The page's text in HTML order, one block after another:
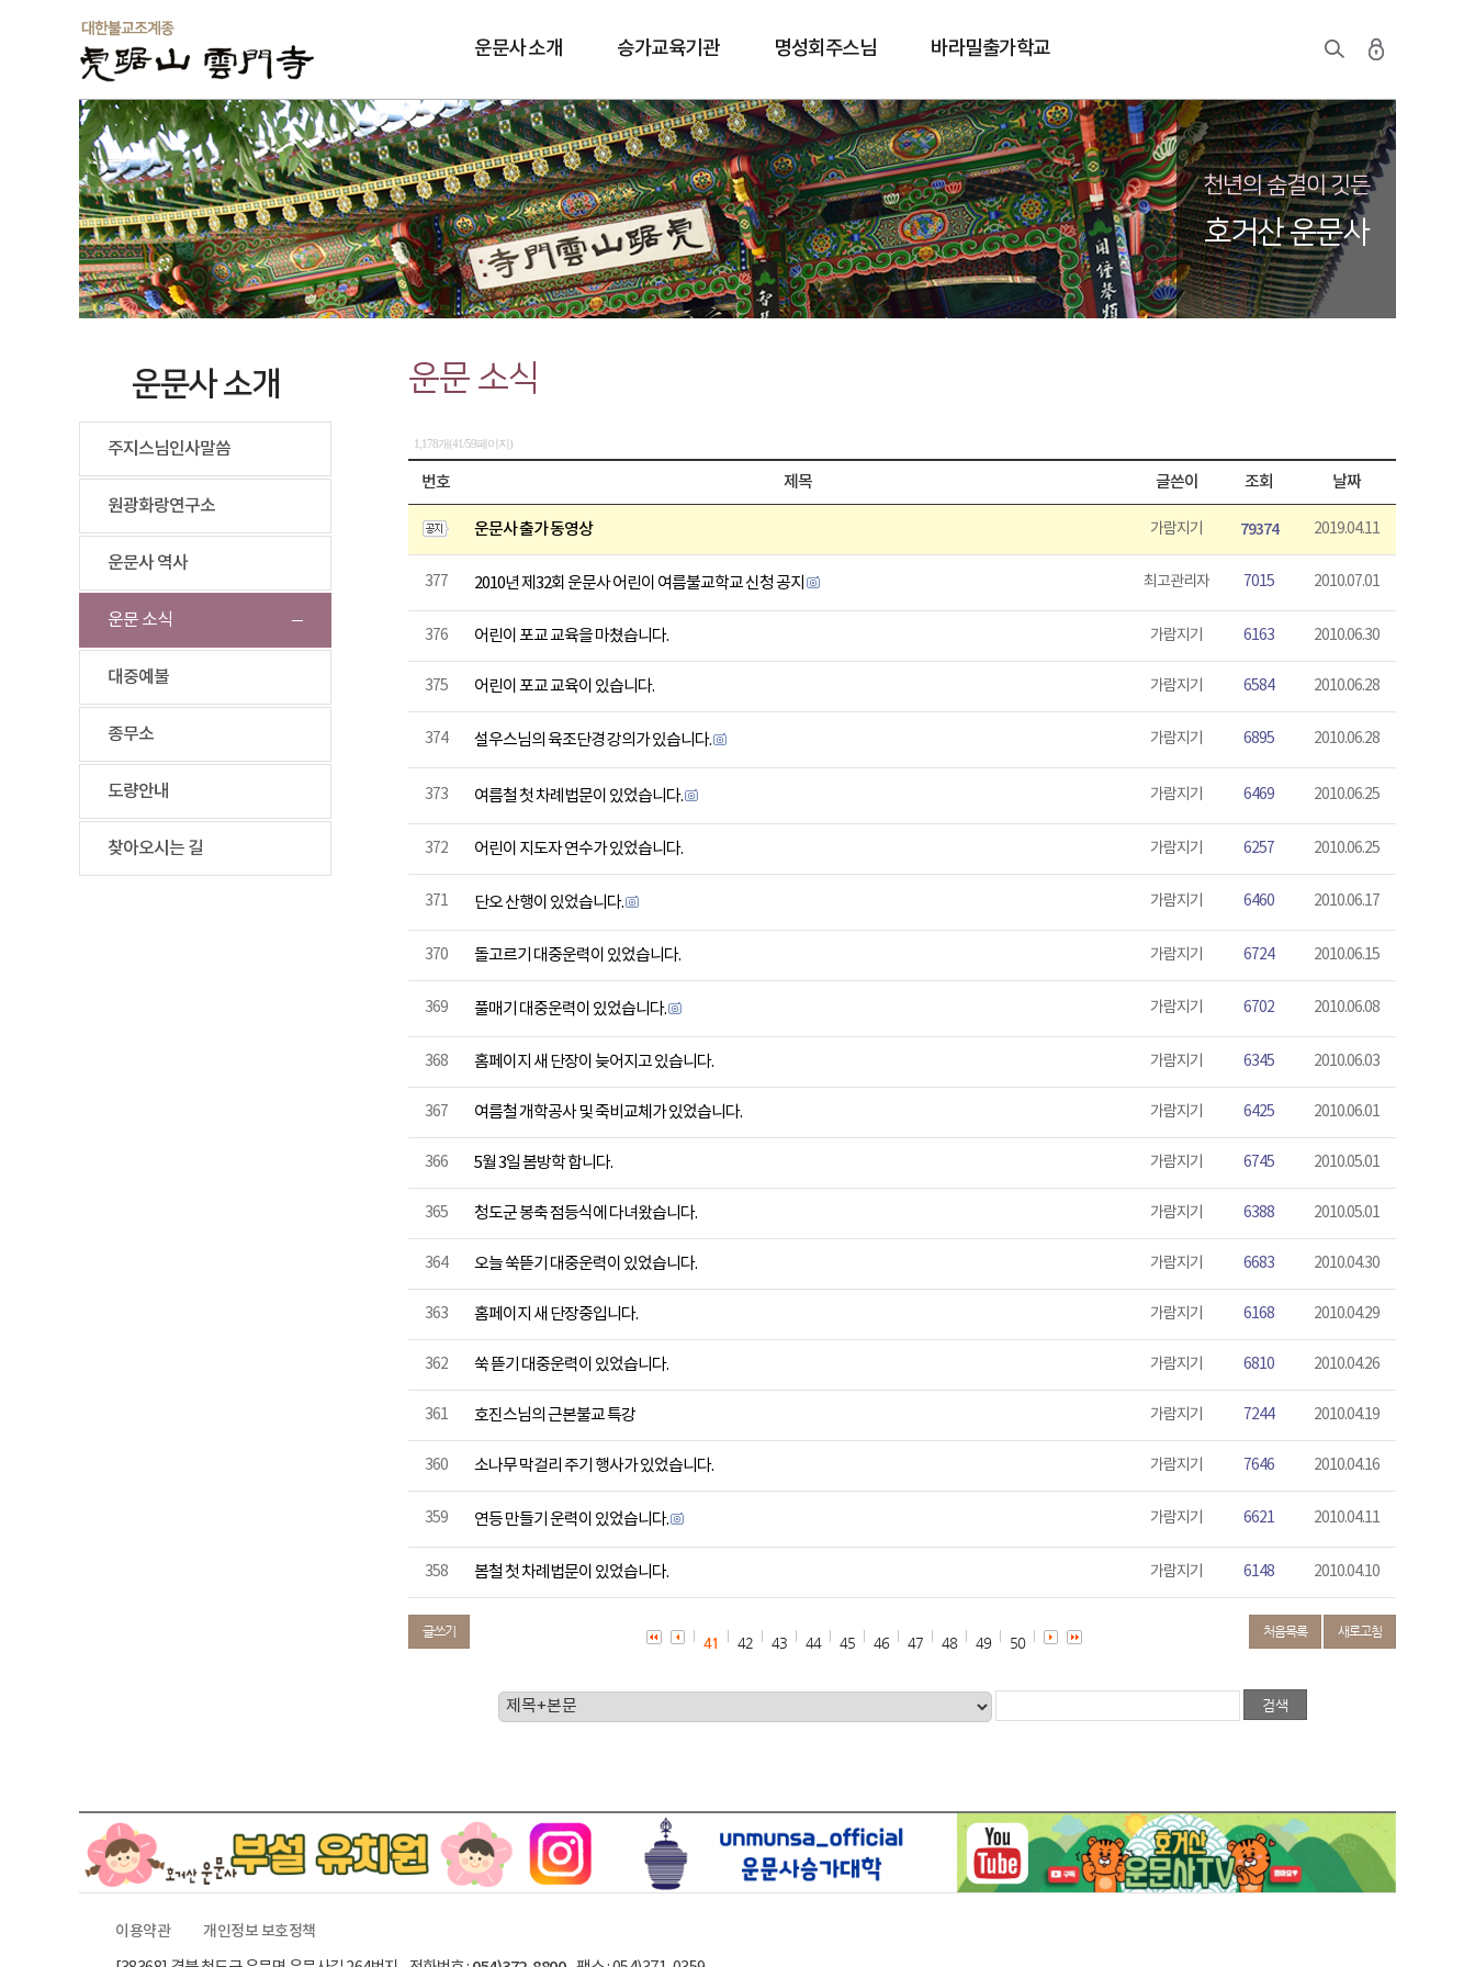
운문사 소개 승가교육기관 명성회주스님 바라밀출가학교
솔바람길
천년의 숨결이 깃든
호거산 운문사
운문사 소개
주지스님인사말씀
원광화랑연구소
운문사 역사
운문 소식
대중예불
종무소
도량안내
찾아오시는 길
운문 소식
1,178개(41/59페이지)
번호 제목 글쓴이 조회 날짜
운문사 출가 동영상 가람지기 79374 2019.04.11
377 2010년 제32회 운문사 어린이 여름불교학교 신청 공지 최고관리자 7015 2010.07.01
376 어린이 포교 교육을 마쳤습니다. 가람지기 6163 2010.06.30
375 어린이 포교 교육이 있습니다. 가람지기 6584 2010.06.28
374 설우스님의 육조단경 강의가 있습니다. 가람지기 6895 2010.06.28
373 여름철 첫 차례법문이 있었습니다. 가람지기 6469 2010.06.25
372 어린이 지도자 연수가 있었습니다. 가람지기 6257 2010.06.25
371 단오 산행이 있었습니다. 가람지기 6460 2010.06.17
370 돌고르기 대중운력이 있었습니다. 가람지기 6724 2010.06.15
369 풀매기 대중운력이 있었습니다. 가람지기 6702 2010.06.08
368 홈페이지 새 단장이 늦어지고 있습니다. 가람지기 6345 2010.06.03
367 여름철 개학공사 및 죽비교체가 있었습니다. 가람지기 6425 2010.06.01
366 5월 3일 봄방학 합니다. 가람지기 6745 2010.05.01
365 청도군 봉축 점등식에 다녀왔습니다. 가람지기 6388 2010.05.01
364 오늘 쑥뜯기 대중운력이 있었습니다. 가람지기 6683 2010.04.30
363 홈페이지 새 단장중입니다. 가람지기 6168 2010.04.29
362 쑥 뜯기 대중운력이 있었습니다. 가람지기 6810 2010.04.26
361 호진스님의 근본불교 특강 가람지기 7244 2010.04.19
360 소나무 막걸리 주기 행사가 있었습니다. 가람지기 7646 2010.04.16
359 연등 만들기 운력이 있었습니다. 가람지기 6621 2010.04.11
358 봄철 첫 차례법문이 있었습니다. 가람지기 6148 2010.04.10
글쓰기 처음목록 새로고침
41 42 43 44 45 46 47 48 49 50
이용약관
개인정보 보호정책